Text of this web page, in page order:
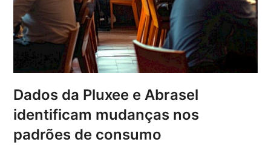
Dados da Pluxee e Abrasel
identificam mudanças nos
padrões de consumo